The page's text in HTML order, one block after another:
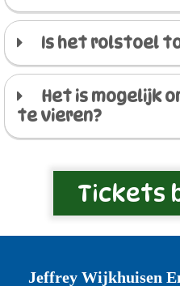
Is het rolstoel
Het is mogelijk
te vieren?
Tickets
Jeffrey Wijkhuisen